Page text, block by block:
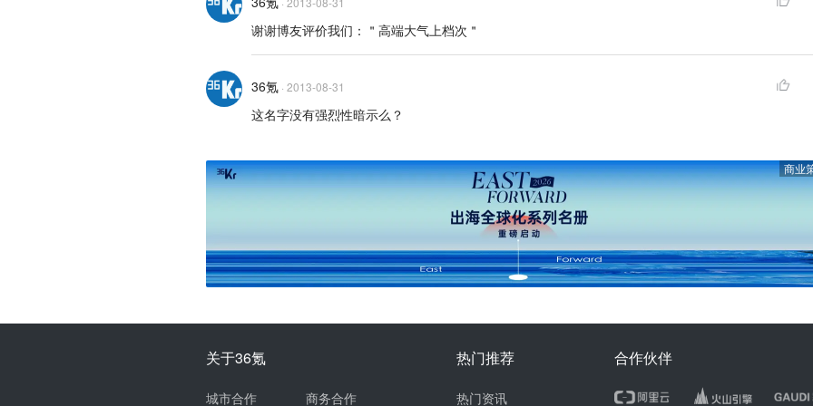
谢谢博友评价我们：＂高端大气上档次＂
36氪 · 2013-08-31
这名字没有强烈性暗示么？
商业
关于36氪
城市合作 商务合作
热门推荐
热门资讯
合作伙伴